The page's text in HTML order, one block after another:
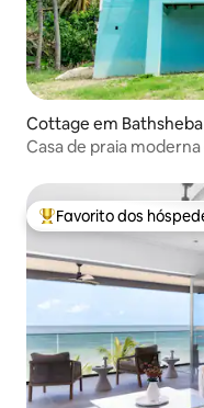
Cottage em Bathsheba
Casa de praia
Favoritos dos
Favorito dos